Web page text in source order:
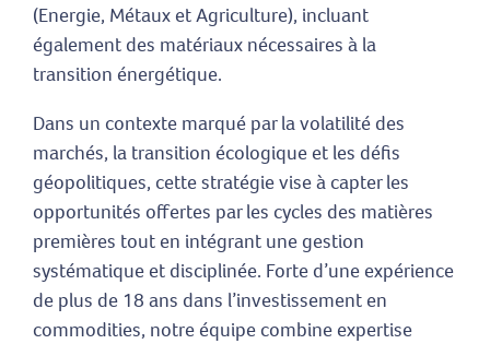
(Energie, Métaux et Agriculture), incluant
également des matériaux nécessaires à la
transition énergétique.
Dans un contexte marqué par la volatilité des
marchés, la transition écologique et les défis
géopolitiques, cette stratégie vise à capter les
opportunités offertes par les cycles des matières
premières tout en intégrant une gestion
systématique et disciplinée. Forte d’une expérience
de plus de 18 ans dans l’investissement en
commodities, notre équipe combine expertise